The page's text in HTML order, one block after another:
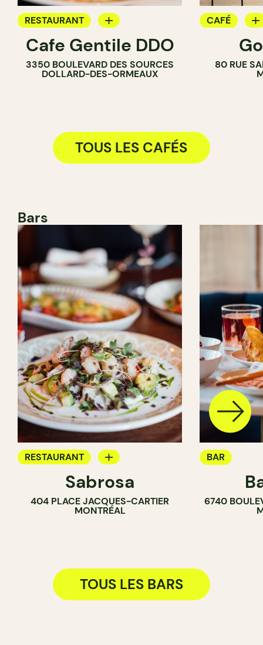
RESTAURANT
CAFÉ
Cafe Gentile DDO
3350 BOULEVARD DES SOURCES
DOLLARD-DES-ORMEAUX
CAFÉ
COMPTOIR
80 RUE
TOUS LES CAFÉS
Bars
RESTAURANT
BAR À VIN
Sabrosa
404 PLACE JACQUES-CARTIER
MONTRÉAL
BAR
6740
TOUS LES BARS